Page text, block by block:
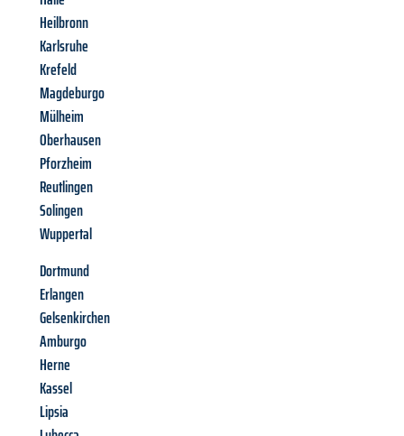
Heilbronn
Karlsruhe
Krefeld
Magdeburgo
Mülheim
Oberhausen
Pforzheim
Reutlingen
Solingen
Wuppertal
Dortmund
Erlangen
Gelsenkirchen
Amburgo
Herne
Kassel
Lipsia